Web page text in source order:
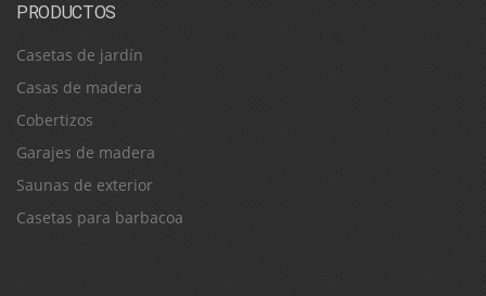
PRODUCTOS
Casetas de jardín
Casas de madera
Cobertizos
Garajes de madera
Saunas de exterior
Casetas para barbacoa